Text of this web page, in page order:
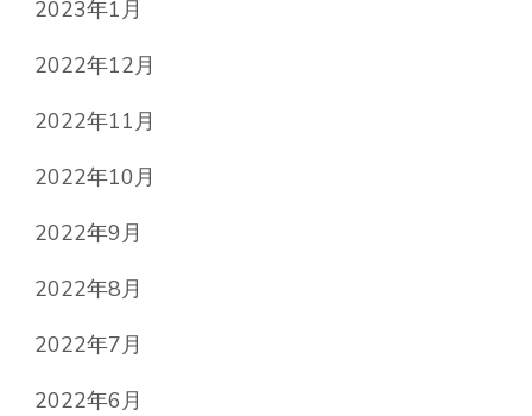
2023年1月
2022年12月
2022年11月
2022年10月
2022年9月
2022年8月
2022年7月
2022年6月